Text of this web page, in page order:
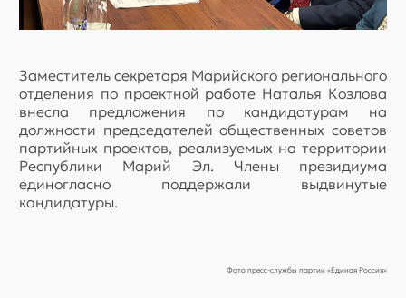
Заместитель секретаря Марийского регионального
отделения по проектной работе Наталья Козлова
внесла предложения по кандидатурам на
должности председателей общественных советов
партийных проектов, реализуемых на территории
Республики Марий Эл. Члены президиума
единогласно поддержали выдвинутые
кандидатуры.
Фото пресс-службы партии «Единая Россия»